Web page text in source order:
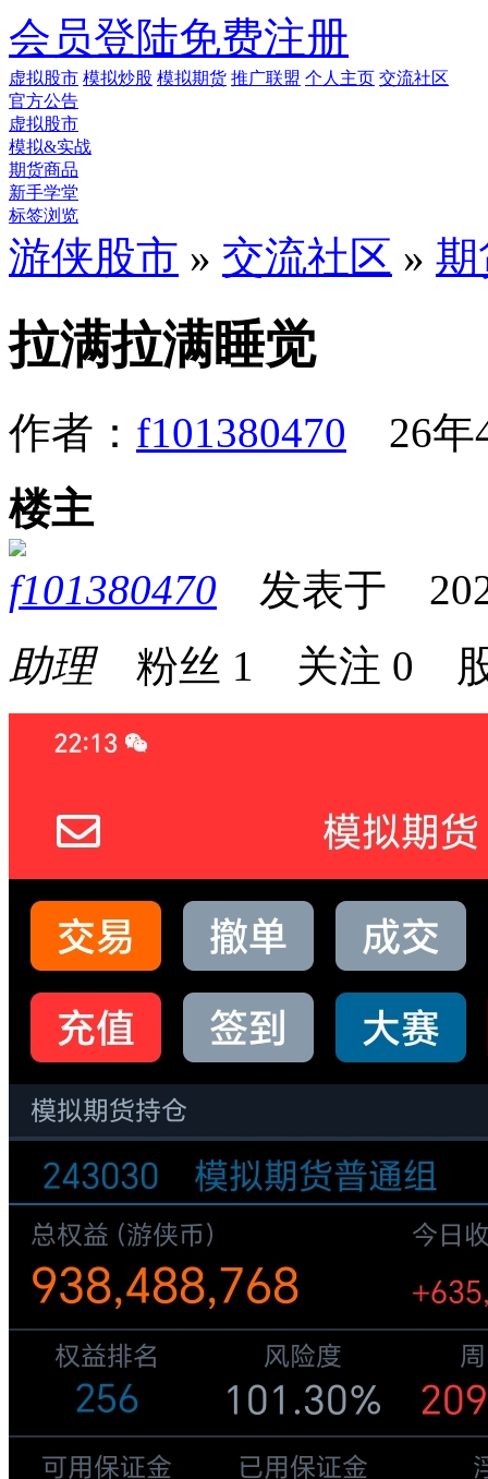
会员登陆免费注册
虚拟股市 模拟炒股 模拟期货 推广联盟 个人主页 交流社区
官方公告
虚拟股市
模拟&实战
期货商品
新手学堂
标签浏览
游侠股市 » 交流社区 » 期
拉满拉满睡觉
作者： f101380470 26年
楼主
f101380470 发表于
助理粉丝 1 关注 0